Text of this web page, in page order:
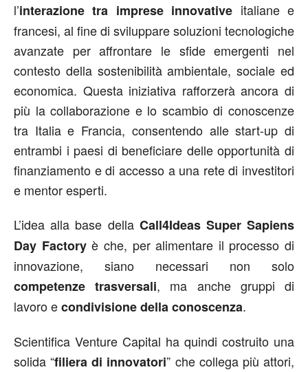
l’interazione tra imprese innovative italiane e
francesi, al fine di sviluppare soluzioni tecnologiche
avanzate per affrontare le sfide emergenti nel
contesto della sostenibilità ambientale, sociale ed
economica. Questa iniziativa rafforzerà ancora di
più la collaborazione e lo scambio di conoscenze
tra Italia e Francia, consentendo alle start-up di
entrambi i paesi di beneficiare delle opportunità di
finanziamento e di accesso a una rete di investitori
e mentor esperti.
L’idea alla base della Call4Ideas Super Sapiens
Day Factoryè che, per alimentare il processo di
innovazione, siano necessari non solo
competenze trasversali, ma anche gruppi di
lavoro econdivisione della conoscenza.
Scientifica Venture Capital ha quindi costruito una
solida “filiera di innovatori” che collega più attori,